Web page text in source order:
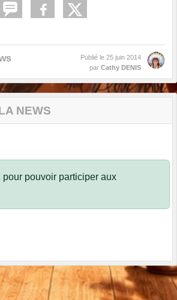
Publié le 25 juin 2014
par Cathy DENIS
NEWS
pour pouvoir participer aux